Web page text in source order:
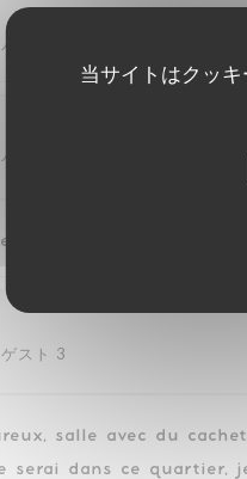
当サイトはクッ
スト 3
スト 2
et de cadre top! Accueil
スト 3
salle avec du
serai dans ce quartier,